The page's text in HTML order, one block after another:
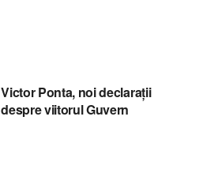
Victor Ponta, noi declarații
despre viitorul Guvern